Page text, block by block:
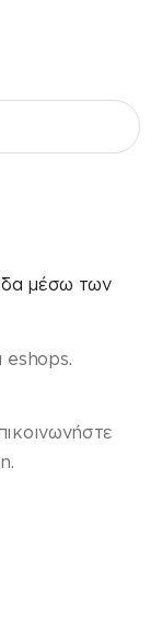
μέσω των
eshops.